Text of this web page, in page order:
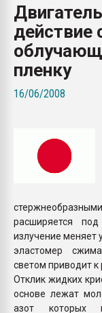
действие
пленку
16/06/2008
расширяется
излучение меняет
эластомер
светом приводит
Отклик жидких
основе лежат
азот которых